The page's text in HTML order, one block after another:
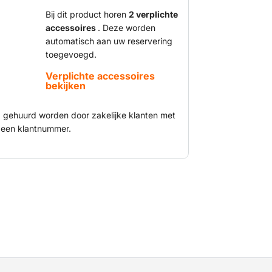
platform bieden ze ook meer
en materialen veilig mee naar de
om er allerlei werkzaamheden te
schaarhoogwerker is voorzien van een
voor binnenwerk.
Bij dit product horen 2 verplichte
accessoires . Deze worden
automatisch aan uw reservering
toegevoegd.
Verplichte accessoires
bekijken
worden door zakelijke klanten met
een klantnummer.